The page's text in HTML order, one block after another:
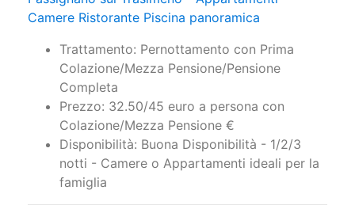
Trattamento: Pernottamento con Prima
Completa
Prezzo: 32.50/45 euro a persona con
Colazione/Mezza Pensione €
Disponibilità: Buona Disponibilità - 1/2/3
notti - Camere o Appartamenti ideali per la
famiglia
Modulo per Preventivi e